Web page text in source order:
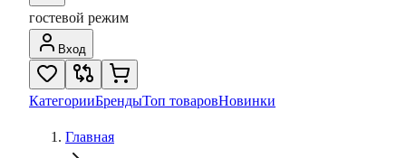
гостевой режим
Вход
КатегорииБрендыТоп товаровНовинки
Главная